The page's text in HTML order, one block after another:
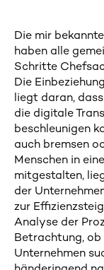
Die mir
haben alle
Schritte
Die
liegt daran,
die digitale
beschleunigen
auch bremsen
Menschen in
mitgestalten,
der
zur
Analyse der
Betrachtung, ob
Unternehmen